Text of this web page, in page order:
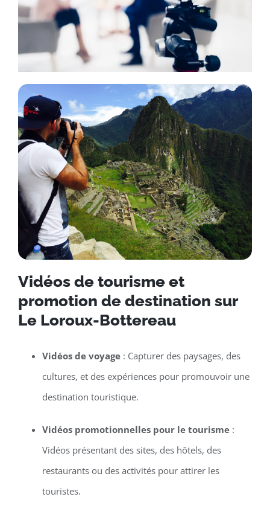
Vidéos de tourisme et
promotion de destination sur
Le Loroux-Bottereau
Vidéos de voyage: Capturer des paysages, des
cultures, et des expériences pour promouvoir une
destination touristique.
Vidéos promotionnelles pour le tourisme:
Vidéos présentant des sites, des hôtels, des
restaurants ou des activités pour attirer les
touristes.